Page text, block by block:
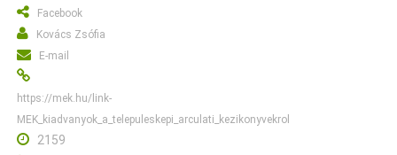
Facebook
Kovács Zsófia
E-mail
https://mek.hu/link-
MEK_kiadvanyok_a_telepuleskepi_arculati_kezikonyvekrol
2159